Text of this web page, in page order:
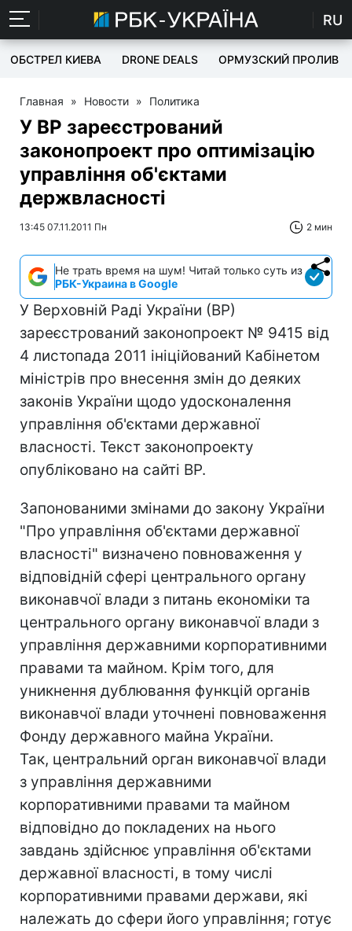
RU
ОБСТРЕЛ КИЕВА DRONE DEALS ОРМУЗСКИЙ ПРОЛИВ
Главная » Новости » Политика
У ВР зареєстрований
законопроект про оптимізацію
управління об'єктами
держвласності
13:45 07.11.2011 Пн 2 мин
Не трать время на шум! Читай только суть из
РБК-Украина в Google
У Верховній Раді України (ВР)
зареєстрований законопроект № 9415 від
4 листопада 2011 ініційований Кабінетом
міністрів про внесення змін до деяких
законів України щодо удосконалення
управління об'єктами державної
власності. Текст законопроекту
опубліковано на сайті ВР.
Запонованими змінами до закону України
"Про управління об'єктами державної
власності" визначено повноваження у
відповідній сфері центрального органу
виконавчої влади з питань економіки та
центрального органу виконавчої влади з
управління державними корпоративними
правами та майном. Крім того, для
уникнення дублювання функцій органів
виконавчої влади уточнені повноваження
Фонду державного майна України.
Так, центральний орган виконавчої влади
з управління державними
корпоративними правами та майном
відповідно до покладених на нього
завдань здійснює управління об'єктами
державної власності, в тому числі
корпоративними правами держави, які
належать до сфери його управління; готує